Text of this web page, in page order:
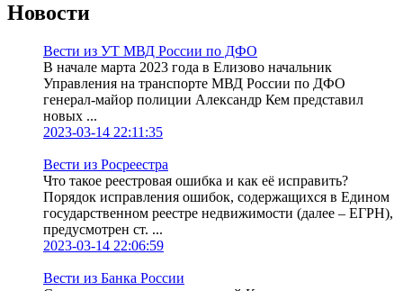
Новости
Вести из УТ МВД России по ДФО
В начале марта 2023 года в Елизово начальник
Управления на транспорте МВД России по ДФО
генерал-майор полиции Александр Кем представил
новых ...
2023-03-14 22:11:35
Вести из Росреестра
Что такое реестровая ошибка и как её исправить?
Порядок исправления ошибок, содержащихся в Едином
государственном реестре недвижимости (далее – ЕГРН),
предусмотрен ст. ...
2023-03-14 22:06:59
Вести из Банка России